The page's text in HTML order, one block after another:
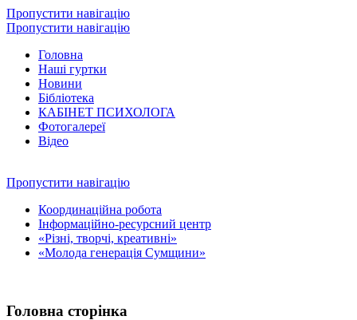
Пропустити навігацію
Пропустити навігацію
Головна
Наші гуртки
Новини
Бібліотека
КАБІНЕТ ПСИХОЛОГА
Фотогалереї
Відео
Пропустити навігацію
Координаційна робота
Інформаційно-ресурсний центр
«Різні, творчі, креативні»
«Молода генерація Сумщини»
Головна сторінка